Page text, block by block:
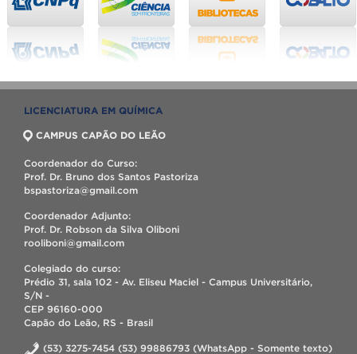
LICENCIATURA EM QUÍMICA
CAMPUS CAPÃO DO LEÃO
Coordenador do Curso:
Prof. Dr. Bruno dos Santos Pastoriza
bspastoriza@gmail.com
Coordenador Adjunto:
Prof. Dr. Robson da Silva Oliboni
rooliboni@gmail.com
Colegiado do curso:
Prédio 31, sala 102 - Av. Eliseu Maciel - Campus Universitário,
S/N -
CEP 96160-000
Capão do Leão, RS - Brasil
(53) 3275-7454 (53) 99886793 (WhatsApp - Somente texto)